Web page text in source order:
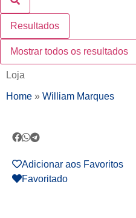
Resultados
Mostrar todos os resultados
Loja
Home » William Marques
Adicionar aos Favoritos
Favoritado